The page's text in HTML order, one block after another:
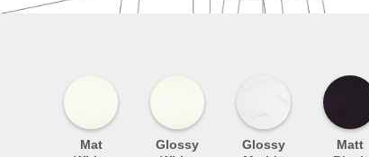
Mat
Glossy
Glossy
Matt